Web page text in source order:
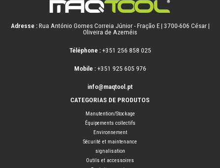
Adresse :Rua António Gomes Correia Júnior - Fração E | 3700-606 César |
Oliveira de Azeméis
Téléphone :+351 256 858 025
Mobile :+351 925 605 976
info@maqtool.pt
CATEGORIAS DE PRODUTOS
Manutention/Stockage
Équipements collectifs
Environnement
Sécurité et maintenance
signalisation
Outils et accessoires